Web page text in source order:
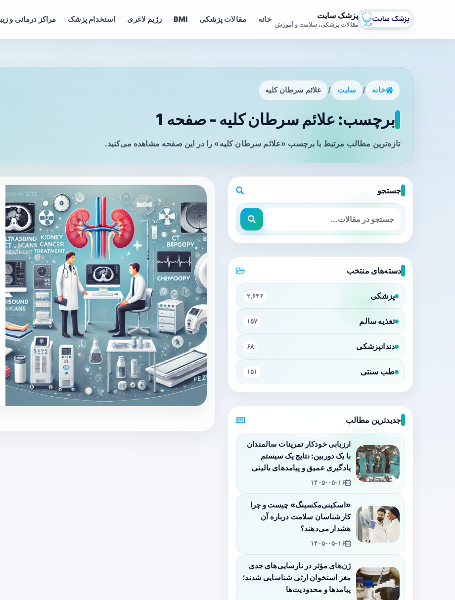
پزشک سایت
مقالات پزشکی، سلامت و آموزش
خانه مقالات پزشکی BMI رژیم لاغری استخدام پزشک مراکز درمانی و
خانه / سایت / علائم سرطان کلیه
برچسب: علائم سرطان کلیه - صفحه 1
تازه‌ترین مطالب مرتبط با برچسب «علائم سرطان کلیه» را در این صفحه مشاهده می‌کنید.
جستجو
دسته‌های منتخب
پزشکی ۲,۶۳۶
تغذیه سالم ۱۵۷
دندانپزشکی ۶۸
طب سنتی ۱۵۱
جدیدترین مطالب
ارزیابی خودکار تمرینات سالمندان
با یک دوربین: نتایج یک سیستم
یادگیری عمیق و پیامدهای بالینی
۱۴۰۵-۰۵-۱۶
«اسکینی‌مکسینگ» چیست و چرا
کارشناسان سلامت درباره آن
هشدار می‌دهند؟
۱۴۰۵-۰۵-۱۶
ژن‌های مؤثر در نارسایی‌های جدی
مغز استخوان ارثی شناسایی شدند؛
پیامدها و محدودیت‌ها